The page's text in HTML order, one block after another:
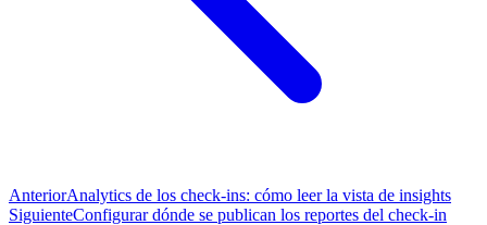
AnteriorAnalytics de los check-ins: cómo leer la vista de insights
SiguienteConfigurar dónde se publican los reportes del check-in